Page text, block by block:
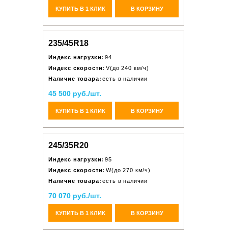
КУПИТЬ В 1 КЛИК В КОРЗИНУ
235/45R18
Индекс нагрузки: 94
Индекс скорости: V(до 240 км/ч)
Наличие товара: есть в наличии
45 500 руб./шт.
КУПИТЬ В 1 КЛИК В КОРЗИНУ
245/35R20
Индекс нагрузки: 95
Индекс скорости: W(до 270 км/ч)
Наличие товара: есть в наличии
70 070 руб./шт.
КУПИТЬ В 1 КЛИК В КОРЗИНУ